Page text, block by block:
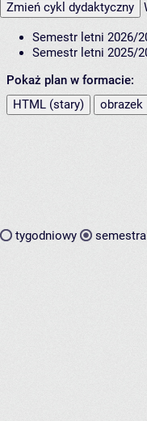
Zmień cykl dydaktyczny
Semestr letni 2026/
Semestr letni 2025/
Pokaż plan w formacie:
HTML (stary)
obrazek
tygodniowy